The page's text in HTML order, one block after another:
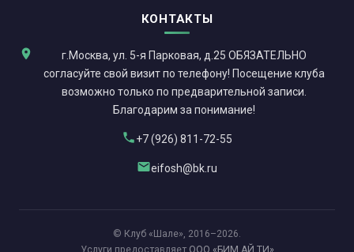
КОНТАКТЫ
г.Москва, ул. 5-я Парковая, д.25 ОБЯЗАТЕЛЬНО
согласуйте свой визит по телефону! Посещение клуба
возможно только по предварительной записи.
Благодарим за понимание!
+7 (926) 811-72-55
eifosh@bk.ru
© Клуб «Шале», 2016–2026.